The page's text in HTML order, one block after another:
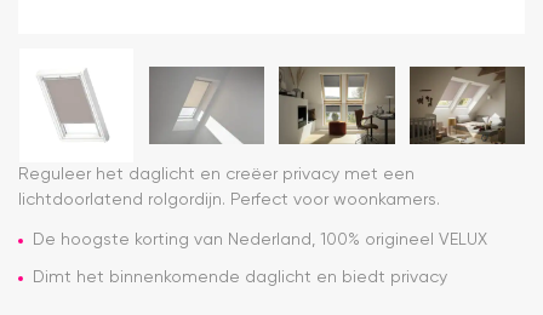
Reguleer het daglicht en creëer privacy met een
lichtdoorlatend rolgordijn. Perfect voor woonkamers.
De hoogste korting van Nederland, 100% origineel VELUX
Dimt het binnenkomende daglicht en biedt privacy